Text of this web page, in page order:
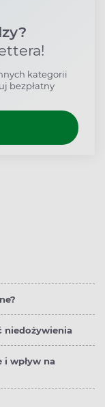
kategorii
bezpłatny
niedożywienia
i wpływ na